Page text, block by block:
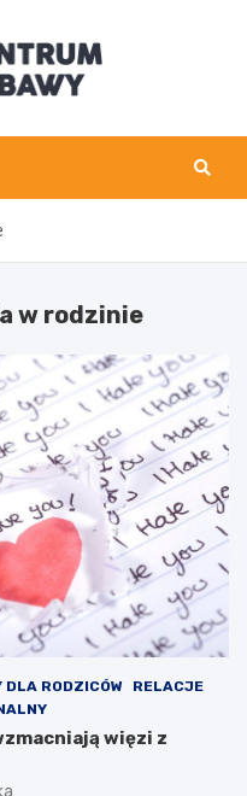
w rodzinie
DLA RODZICÓW
RELACJE
więzi z